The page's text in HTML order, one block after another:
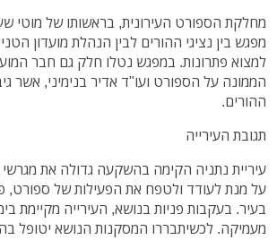
מחלקת הספורט העירונית, בראשותו של מוטי
מפגש בין נציגי ההורים לבין הנהלת מועדון
למצוא פתרונות. במפגש נטלו חלק גם חבר
הממונה על הספורט ועו"ד אדיר בנימיני, אשר
ההורים.
תגובת העירייה
עיריית נתניה הקימה בהשקעה גדולה את מגרשי
על מנת לעודד ולטפח את הפעילות של ספורט,
בעיר. בעקבות פניות בנושא, העירייה מקיימת
מעמיקה. לכשיתבררו המסקנות הנושא יטופל